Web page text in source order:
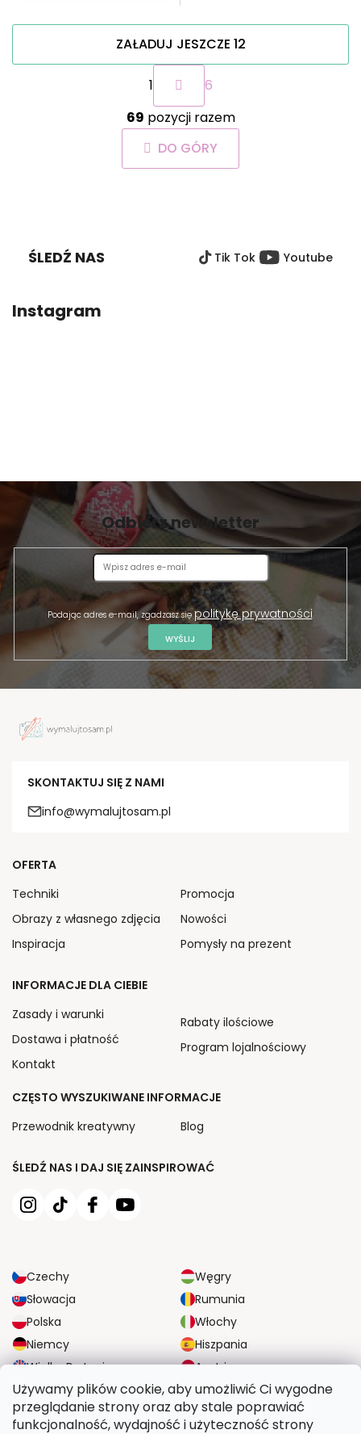
Używamy plików cookie, aby umożliwić Ci wygodne
przeglądanie strony oraz aby stale poprawiać
funkcjonalność, wydajność i użyteczność strony
K
o
n
t
r
ZAŁADUJ JESZCZE 12
P
a
g
i
n
a
c
1
6
69 pozycji razem
DO GÓRY
ŚLEDŹ NAS Tik Tok Youtube
Instagram
Odbierz newsletter
Podając adres e-mail, zgadzasz siępolitykę prywatności.
WYŚLIJ
SKONTAKTUJ SIĘ Z NAMI
info@wymalujtosam.pl
ŚLEDŹ NAS I DAJ SIĘ ZAINSPIROWAĆ
Czechy
Węgry
Słowacja
Rumunia
Polska
Włochy
Niemcy
Hiszpania
Wielka Brytania
Austria
OFERTA
Techniki
Obrazy z własnego zdjęcia
Inspiracja
Promocja
Nowości
Pomysły na prezent
INFORMACJE DLA CIEBIE
Zasady i warunki
Dostawa i płatność
Kontakt
Rabaty ilościowe
Program lojalnościowy
CZĘSTO WYSZUKIWANE INFORMACJE
Przewodnik kreatywny
Blog
NIEZAWODNE OPCJE DOSTAWY